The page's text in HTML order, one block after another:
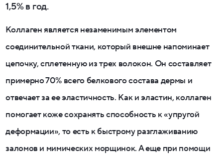
1,5% в год.
Коллаген является незаменимым элементом
соединительной ткани, который внешне напоминает
цепочку, сплетенную из трех волокон. Он составляет
примерно 70% всего белкового состава дермы и
отвечает за ее эластичность. Как и эластин, коллаген
помогает коже сохранять способность к «упругой
деформации», то есть к быстрому разглаживанию
заломов и мимических морщинок. А еще при помощи